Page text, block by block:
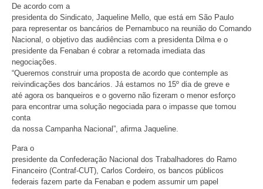
De acordo com a
presidenta do Sindicato, Jaqueline Mello, que está em São Paulo
para representar os bancários de Pernambuco na reunião do Comando
Nacional, o objetivo das audiências com a presidenta Dilma e o
presidente da Fenaban é cobrar a retomada imediata das
negociações.
“Queremos construir uma proposta de acordo que contemple as
reivindicações dos bancários. Já estamos no 15º dia de greve e
até agora os banqueiros e o governo não fizeram o menor esforço
para encontrar uma solução negociada para o impasse que tomou
conta
da nossa Campanha Nacional”, afirma Jaqueline.
Para o
presidente da Confederação Nacional dos Trabalhadores do Ramo
Financeiro (Contraf-CUT), Carlos Cordeiro, os bancos públicos
federais fazem parte da Fenaban e podem assumir um papel